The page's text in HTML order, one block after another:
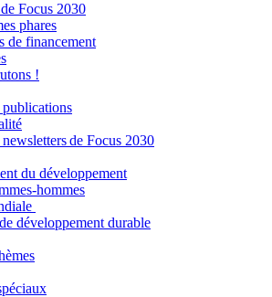
Focus 2030
phares
de financement
!
de Focus 2030
du développement
hommes
développement durable